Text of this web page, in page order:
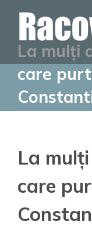
contentLa mulți
care
La
care